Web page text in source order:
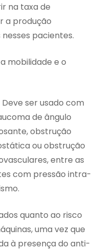
na taxa de
a produção
pacientes.
mobilidade e o
ser usado com
de ângulo
obstrução
ou obstrução
entre as
com pressão intra-
quanto ao risco
uma vez que
à presença do anti-